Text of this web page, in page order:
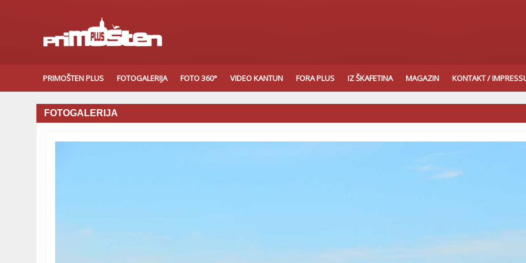
PRIMOŠTEN PLUS FOTOGALERIJA FOTO 360° VIDEO KANTUN FORA PLUS IZ ŠKAFETINA MAGAZIN KONTAKT /
FOTOGALERIJA